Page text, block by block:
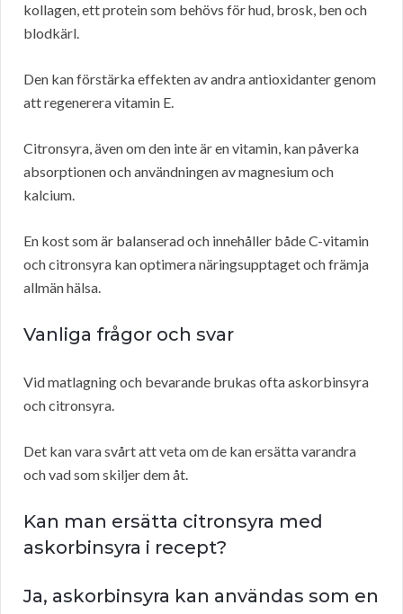
kollagen, ett protein som behövs för hud, brosk, ben och
blodkärl.
Den kan förstärka effekten av andra antioxidanter genom
att regenerera vitamin E.
Citronsyra, även om den inte är en vitamin, kan påverka
absorptionen och användningen av magnesium och
kalcium.
En kost som är balanserad och innehåller både C-vitamin
och citronsyra kan optimera näringsupptaget och främja
allmän hälsa.
Vanliga frågor och svar
Vid matlagning och bevarande brukas ofta askorbinsyra
och citronsyra.
Det kan vara svårt att veta om de kan ersätta varandra
och vad som skiljer dem åt.
Kan man ersätta citronsyra med
askorbinsyra i recept?
Ja, askorbinsyra kan användas som en